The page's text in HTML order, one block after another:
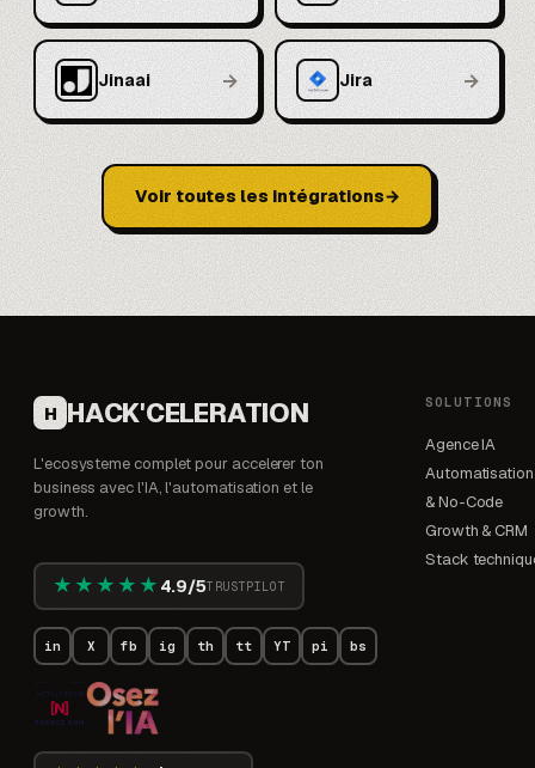
Jinaai → Jira →
Voir toutes les intégrations
H HACK'CELERATION
L'ecosysteme complet pour accelerer ton
business avec l'IA, l'automatisation et le
growth.
★★★★★ 4.9/5TRUSTPILOT
in X fb ig th tt YT pi bs
SOLUTIONS
Agence IA
Automatisation
& No-Code
Growth & CRM
Stack